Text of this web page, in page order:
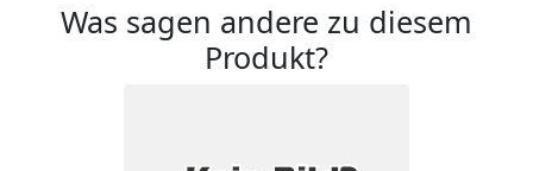
Was sagen andere zu diesem
Produkt?